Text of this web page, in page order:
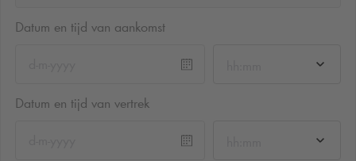
Datum en tijd van aankomst
Datum en tijd van vertrek